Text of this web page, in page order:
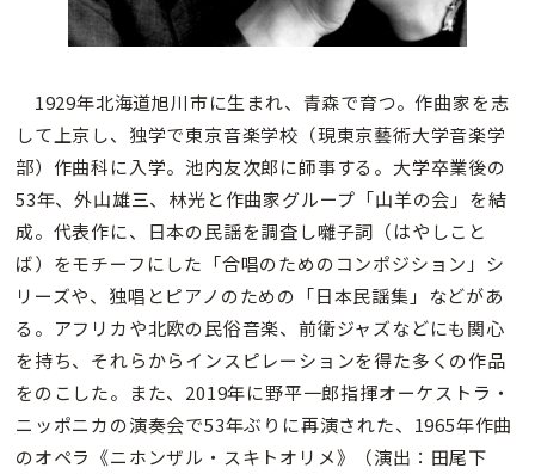
1929年北海道旭川市に生まれ、青森で育つ。作曲家を志
して上京し、独学で東京音楽学校（現東京藝術大学音楽学
部）作曲科に入学。池内友次郎に師事する。大学卒業後の
53年、外山雄三、林光と作曲家グループ「山羊の会」を結
成。代表作に、日本の民謡を調査し囃子詞（はやしこと
ば）をモチーフにした「合唱のためのコンポジション」シ
リーズや、独唱とピアノのための「日本民謡集」などがあ
る。アフリカや北欧の民俗音楽、前衛ジャズなどにも関心
を持ち、それらからインスピレーションを得た多くの作品
をのこした。また、2019年に野平一郎指揮オーケストラ・
ニッポニカの演奏会で53年ぶりに再演された、1965年作曲
のオペラ《ニホンザル・スキトオリメ》（演出：田尾下